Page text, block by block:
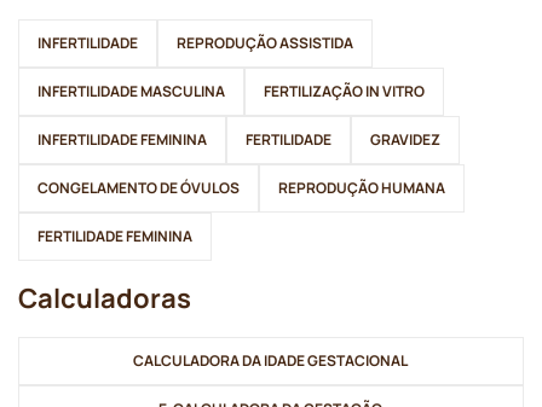
INFERTILIDADE REPRODUÇÃO ASSISTIDA
INFERTILIDADE MASCULINA FERTILIZAÇÃO IN VITRO
INFERTILIDADE FEMININA FERTILIDADE GRAVIDEZ
CONGELAMENTO DE ÓVULOS REPRODUÇÃO HUMANA
FERTILIDADE FEMININA
Calculadoras
CALCULADORA DA IDADE GESTACIONAL